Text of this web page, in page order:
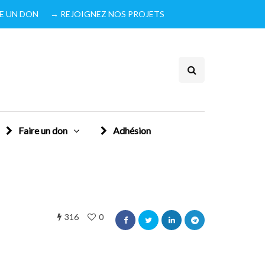
UN DON → REJOIGNEZ NOS PROJETS
Adhésion
Faire un don
316 0